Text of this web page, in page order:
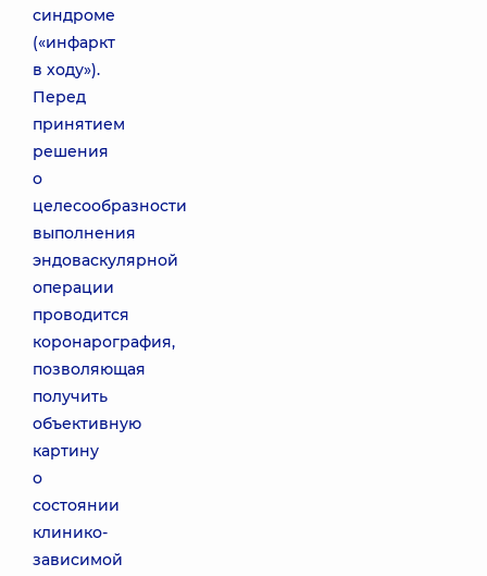
синдроме
(«инфаркт
в ходу»).
Перед
принятием
решения
о
целесообразности
выполнения
эндоваскулярной
операции
проводится
коронарография,
позволяющая
получить
объективную
картину
о
состоянии
клинико-
зависимой